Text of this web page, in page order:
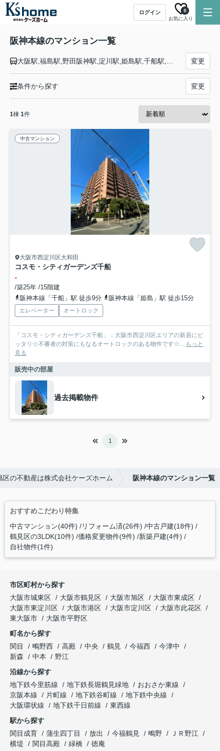
ログイン
お気に入り
0
阪神本線のマンション一覧
変更
条件から探す 変更
1棟 1件
中古マンション
大阪市西淀川区大和田
コスモ・シティガーデンズ千船
-
/築25年 /15階建
阪神本線「千船」駅 徒歩9分
阪神本線「姫島」駅 徒歩15分
エレベーター オートロック
「コスモ・シティガーデンズ千船」：大阪市西淀川区エリアの新居にピ
ッタリ☆不審者の対策にもなるオートロックのある物件です☆... もっと
見る
販売中の部屋
過去掲載物件
1
の不動産は株式会社ケーズホーム 阪神本線のマンション一覧
おすすめこだわり特集
中古マンション(40件) リフォーム済(26件) 中古戸建(18件)
鶴見区の3LDK(10件) 価格変更物件(9件) 新築戸建(4件)
自社物件(1件)
市区町村から探す
大阪市城東区
大阪市鶴見区 大阪市旭区
大阪市東成区
大阪市東淀川区
大阪市港区 大阪市淀川区
大阪市此花区
東大阪市
大阪市平野区
町名から探す
関目
鴫野西 高殿 中央 鶴見 今福西
今津中
新森
中本
野江
沿線から探す
地下鉄今里筋線
地下鉄長堀鶴見緑地
おおさか東線
京阪本線
片町線 地下鉄谷町線
地下鉄中央線
大阪環状線
地下鉄千日前線
東西線
駅から探す
関目成育
蒲生四丁目 放出 今福鶴見 鴫野
ＪＲ野江
横堤
関目高殿 緑橋 徳庵